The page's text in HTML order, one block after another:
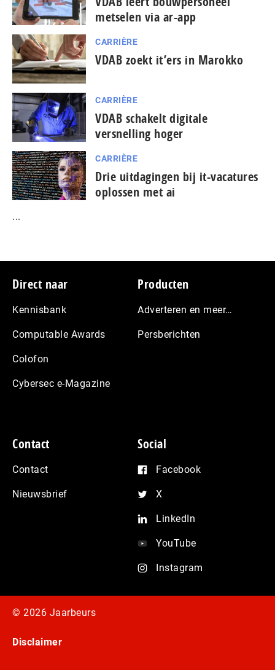
metselen via ar-app
CARRIÈRE
VDAB zoekt it’ers in Marokko
CARRIÈRE
VDAB schakelt digitale
versnelling hoger
CARRIÈRE
Drie uitdagingen bij it-vacatures
oplossen met ai
...
Footer
Direct naar
Kennisbank
Computable Awards
Colofon
Cybersec e-Magazine
Producten
Adverteren en meer…
Persberichten
Contact
Contact
Nieuwsbrief
Social
Facebook
X
LinkedIn
YouTube
Instagram
© 2026 Jaarbeurs
Disclaimer